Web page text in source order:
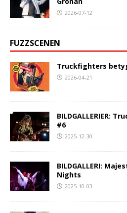
2026-07-12
FUZZSCENEN
Truckfighters
2026-04-21
BILDGALLERIER:
#6
2025-12-30
BILDGALLERI:
Nights
2025-10-03